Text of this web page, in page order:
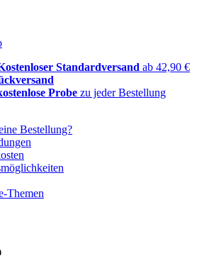
Standardversand ab 42,90 €
Probe zu jeder Bestellung
Bestellung?
Themen